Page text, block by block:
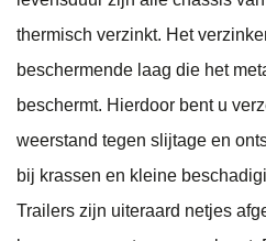
thermisch verzinkt. Het
beschermende laag die het
beschermt. Hierdoor bent u
weerstand tegen slijtage en
bij krassen en kleine
Trailers zijn uiteraard netjes